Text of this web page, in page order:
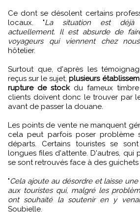
Ce dont se désolent certains
locaux. "La situation est déjà
actuellement. Il est absurde de
voyageurs qui viennent chez nous
hôtelier.
Surtout que, d'après les
reçus sur le sujet,plusieurs
rupture de stockdu fameux timbre
clients doivent donc le trouver par
avant de passer la douane.
Les points de vente ne manquent
cela peut parfois poser problème
départs. Certains touristes se
longues files d'attente. D'autres, qui
se sont retrouvés face à des guichets
"Cela ajoute au désordre et laisse
aux touristes qui, malgré les
ont souhaité la soutenir en y
Soubielle.